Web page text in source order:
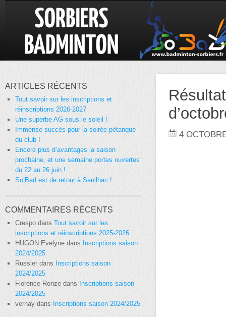
4
ARTICLES RÉCENTS
Tout savoir sur les inscriptions et
réinscriptions 2026-2027
Une superbe AG sous le soleil !
Immense succès pour la soirée pétanque
du club !
Encore plus d’avantages la saison
prochaine, et une semaine portes ouvertes
du 22 au 26 juin !
So’Bad est de retour à Sanilhac !
COMMENTAIRES RÉCENTS
Crespo dans Tout savoir sur les
inscriptions et réinscriptions 2025-2026
HUGON Evelyne dans Inscriptions saison
2024/2025
Russierdans Inscriptions saison
2024/2025
Florence Ronze dans Inscriptions saison
2024/2025
vernay dans Inscriptions saison 2024/2025